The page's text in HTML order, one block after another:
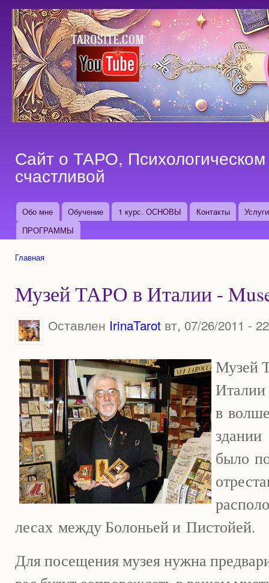
Сайт о ТАРО,
счастливой
Основные ссылки
Обо мне Обучение 1 курс. ОСНОВЫ Контакты
Услуги
ПРОГРАММЫ
Главная
Музей ТАРО в Италии -
Оставлен IrinaTarotвт, 07/26/2011 -
Музей
Италии
в
здании
было
лесах между Болоньей и Пистойей.
Для посещения музея нужна